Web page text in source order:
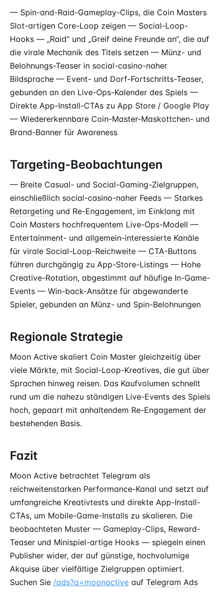
— Spin-and-Raid-Gameplay-Clips, die Coin Masters
Slot-artigen Core-Loop zeigen — Social-Loop-
Hooks — „Raid“ und „Greif deine Freunde an“, die auf
die virale Mechanik des Titels setzen — Münz- und
Belohnungs-Teaser in social-casino-naher
Bildsprache — Event- und Dorf-Fortschritts-Teaser,
gebunden an den Live-Ops-Kalender des Spiels —
Direkte App-Install-CTAs zu App Store / Google Play
— Wiedererkennbare Coin-Master-Maskottchen- und
Brand-Banner für Awareness
Targeting-Beobachtungen
— Breite Casual- und Social-Gaming-Zielgruppen,
einschließlich social-casino-naher Feeds — Starkes
Retargeting und Re-Engagement, im Einklang mit
Coin Masters hochfrequentem Live-Ops-Modell —
Entertainment- und allgemein-interessierte Kanäle
für virale Social-Loop-Reichweite — CTA-Buttons
führen durchgängig zu App-Store-Listings — Hohe
Creative-Rotation, abgestimmt auf häufige In-Game-
Events — Win-back-Ansätze für abgewanderte
Spieler, gebunden an Münz- und Spin-Belohnungen
Regionale Strategie
Moon Active skaliert Coin Master gleichzeitig über
viele Märkte, mit Social-Loop-Kreatives, die gut über
Sprachen hinweg reisen. Das Kaufvolumen schnellt
rund um die nahezu ständigen Live-Events des Spiels
hoch, gepaart mit anhaltendem Re-Engagement der
bestehenden Basis.
Fazit
Moon Active betrachtet Telegram als
reichweitenstarken Performance-Kanal und setzt auf
umfangreiche Kreativtests und direkte App-Install-
CTAs, um Mobile-Game-Installs zu skalieren. Die
beobachteten Muster — Gameplay-Clips, Reward-
Teaser und Minispiel-artige Hooks — spiegeln einen
Publisher wider, der auf günstige, hochvolumige
Akquise über vielfältige Zielgruppen optimiert.
Suchen Sie /ads?q=moonactive auf Telegram Ads